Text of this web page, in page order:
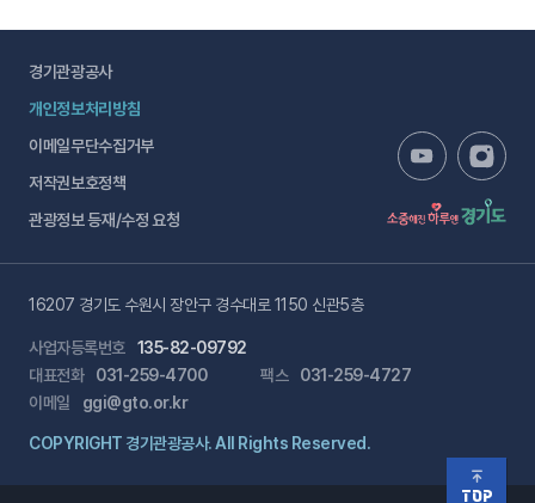
TOP
경기관광공사
개인정보처리방침
이메일무단수집거부
저작권보호정책
관광정보 등재/수정 요청
16207 경기도 수원시 장안구 경수대로 1150 신관5층
사업자등록번호
135-82-09792
대표전화
031-259-4700 팩스
031-259-4727
이메일
ggi@gto.or.kr
COPYRIGHT 경기관광공사. All Rights Reserved.